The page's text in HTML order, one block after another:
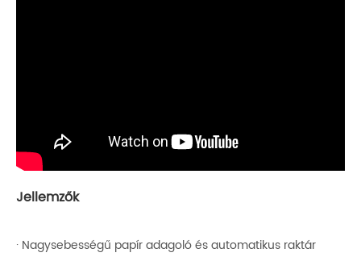
Jellemzők
· Nagysebességű papír adagoló és automatikus raktár